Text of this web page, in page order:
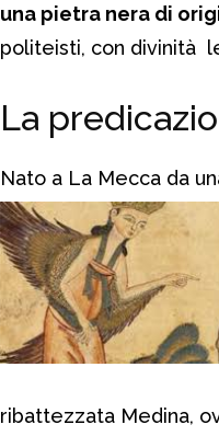
una pietra nera di
politeisti, con divinità
La
Nato a La Mecca da
ribattezzata Medina,